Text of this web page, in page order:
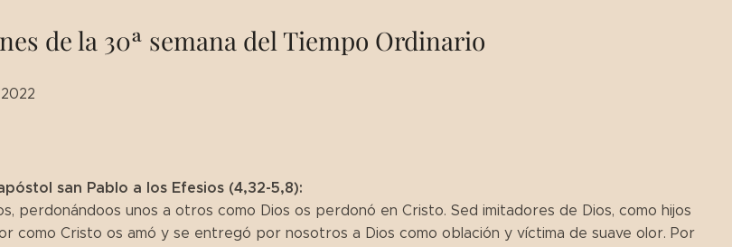
de la 30ª semana del Tiempo Ordinario
san Pablo a los Efesios (4,32-5,8):
perdonándoos unos a otros como Dios os perdonó en Cristo. Sed imitadores de Dios, como hijos
como Cristo os amó y se entregó por nosotros a Dios como oblación y víctima de suave olor. Por